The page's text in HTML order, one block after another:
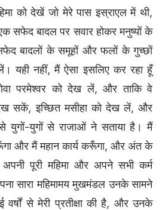
को देखें जो मेरे पास इस्राएल में थी,
सफेद बादल पर सवार होकर मनुष्यों के
बादलों के समूहों और फलों के गुच्छों
यही नहीं, मैं ऐसा इसलिए कर रहा हूँ
परमेश्वर को देख लें, और ताकि वे
सकें, इच्छित मसीहा को देख लें, और
युगों-युगों से राजाओं ने सताया है। मैं
और मैं महान कार्य करूँगा, और अंत के
पूरी महिमा और अपने सभी कर्म
सारा महिमामय मुखमंडल उनके सामने
से मेरी प्रतीक्षा की है, और उनके